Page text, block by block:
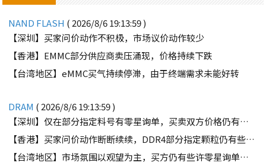
NAND FLASH ( 2026/8/6 19:13:59 )
【深圳】买家问价动作不积极，市场议价动作较少
【香港】EMMC部分供应商卖压涌现，价格持续下跌
【台湾地区】eMMC买气持续停滞，由于终端需求未能好转
DRAM ( 2026/8/6 19:13:59 )
【深圳】仅在部分指定料号有零星询单，买卖双方价格仍有差距
【香港】买家问价动作断断续续，DDR4部分指定颗粒仍有些许询单
【台湾地区】市场氛围以观望为主，买方仍有些许零星询单释出